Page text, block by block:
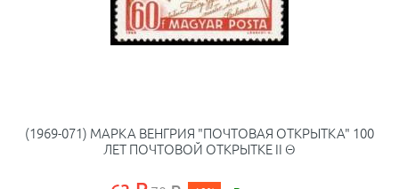
(1969-071) МАРКА ВЕНГРИЯ "ПОЧТОВАЯ ОТКРЫТКА" 100
ЛЕТ ПОЧТОВОЙ ОТКРЫТКЕ II Θ